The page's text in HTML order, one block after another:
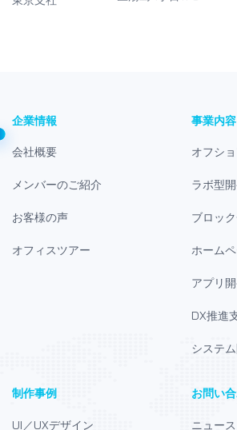
企業情報
会社概要
メンバーのご紹介
お客様の声
オフィスツアー
事業内容
オフシ
ラボ型
ブロッ
ホーム
アプリ
DX推進
システ
制作事例
UI／UXデザイン
お問い
ニュース